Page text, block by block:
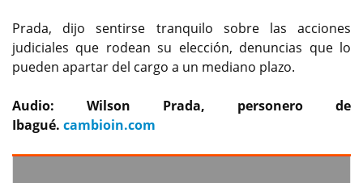
Prada, dijo sentirse tranquilo sobre las acciones
judiciales que rodean su elección, denuncias que lo
pueden apartar del cargo a un mediano plazo.
Audio: Wilson Prada, personero de
Ibagué. cambioin.com